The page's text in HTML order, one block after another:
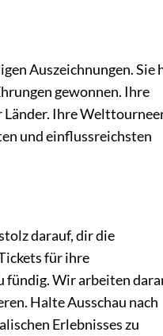
Auszeichnungen. Sie
gewonnen. Ihre
Länder. Ihre
und einflussreichsten
darauf, dir die
für ihre
fündig. Wir arbeiten
Halte Ausschau nach
Erlebnisses zu